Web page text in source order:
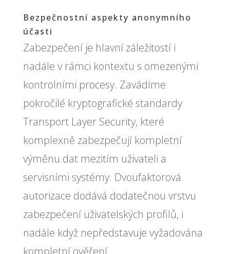
Bezpečnostní aspekty anonymního
účasti
Zabezpečení je hlavní záležitostí i
nadále v rámci kontextu s omezenými
kontrolními procesy. Zavádíme
pokročilé kryptografické standardy
Transport Layer Security, které
komplexně zabezpečují kompletní
výměnu dat mezitím uživateli a
servisními systémy. Dvoufaktorová
autorizace dodává dodatečnou vrstvu
zabezpečení uživatelských profilů, i
nadále když nepředstavuje vyžadována